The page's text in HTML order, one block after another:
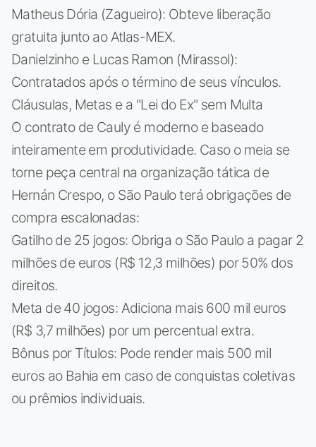
Matheus Dória (Zagueiro): Obteve liberação
gratuita junto ao Atlas-MEX.
Danielzinho e Lucas Ramon (Mirassol):
Contratados após o término de seus vínculos.
Cláusulas, Metas e a "Lei do Ex" sem Multa
O contrato de Cauly é moderno e baseado
inteiramente em produtividade. Caso o meia se
torne peça central na organização tática de
Hernán Crespo, o São Paulo terá obrigações de
compra escalonadas:
Gatilho de 25 jogos: Obriga o São Paulo a pagar 2
milhões de euros (R$ 12,3 milhões) por 50% dos
direitos.
Meta de 40 jogos: Adiciona mais 600 mil euros
(R$ 3,7 milhões) por um percentual extra.
Bônus por Títulos: Pode render mais 500 mil
euros ao Bahia em caso de conquistas coletivas
ou prêmios individuais.